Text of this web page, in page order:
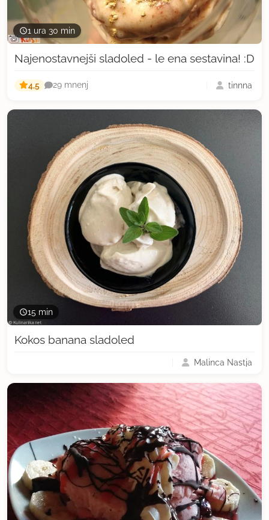
1 ura 30 min
Najenostavnejši sladoled - le ena sestavina! :D
4,5 29 mnenj tinnna
15 min
Kokos banana sladoled
Malinca Nastja